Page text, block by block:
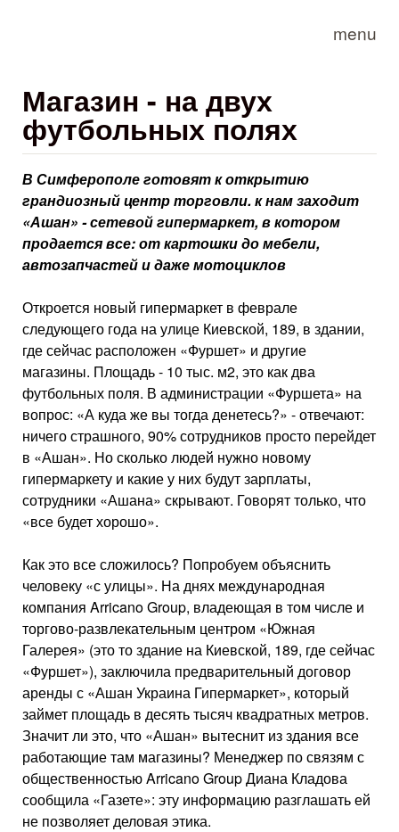
menu
Магазин - на двух
футбольных полях
В Симферополе готовят к открытию
грандиозный центр торговли. к нам заходит
«Ашан» - сетевой гипермаркет, в котором
продается все: от картошки до мебели,
автозапчастей и даже мотоциклов
Откроется новый гипермаркет в феврале
следующего года на улице Киевской, 189, в здании,
где сейчас расположен «Фуршет» и другие
магазины. Площадь - 10 тыс. м2, это как два
футбольных поля. В администрации «Фуршета» на
вопрос: «А куда же вы тогда денетесь?» - отвечают:
ничего страшного, 90% сотрудников просто перейдет
в «Ашан». Но сколько людей нужно новому
гипермаркету и какие у них будут зарплаты,
сотрудники «Ашана» скрывают. Говорят только, что
«все будет хорошо».
Как это все сложилось? Попробуем объяснить
человеку «с улицы». На днях международная
компания Arricano Group, владеющая в том числе и
торгово-развлека­тельным центром «Южная
Галерея» (это то здание на Киевской, 189, где сейчас
«Фуршет»), заключила предварительный договор
аренды с «Ашан Украина Гипермаркет», который
займет площадь в десять тысяч квадратных метров.
Значит ли это, что «Ашан» вытеснит из здания все
работающие там магазины? Менеджер по связям с
общественностью Arricano Group Диана Кладова
сообщила «Газете»: эту информацию разглашать ей
не позволяет деловая этика.